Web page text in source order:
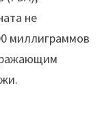
не
миллиграммов